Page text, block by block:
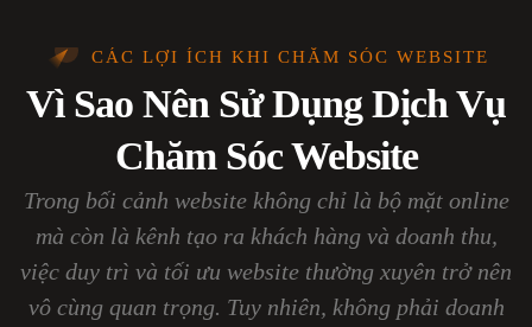
CÁC LỢI ÍCH KHI CHĂM SÓC WEBSITE
Vì Sao Nên Sử Dụng Dịch Vụ
Chăm Sóc Website
Trong bối cảnh website không chỉ là bộ mặt online
mà còn là kênh tạo ra khách hàng và doanh thu,
việc duy trì và tối ưu website thường xuyên trở nên
vô cùng quan trọng. Tuy nhiên, không phải doanh